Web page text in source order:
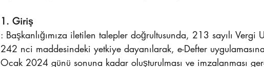
1. Giriş
: Başkanlığımıza iletilen talepler doğrultusunda, 213 sayılı Vergi
242 nci maddesindeki yetkiye dayanılarak, e-Defter
Ocak 2024 günü sonuna kadar oluşturulması ve imzalanması